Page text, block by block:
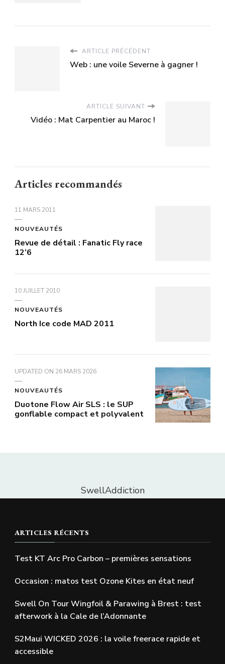
ARTICLE PRÉCÉDENT
Web : une voile Severne à gagner !
ARTICLE SUIVANT
Vidéo : Mat Carpentier au Maroc !
Articles recommandés
11 MARS 2011
NOUVEAUTÉS
Revue de détail : Fanatic Fly race
12’6
10 JUILLET 2010
NOUVEAUTÉS
North Ice code MAD 2011
UPDATED ON 26 MARS 2026
NOUVEAUTÉS
Duotone Flow Air SLS : le SUP
gonflable compact et polyvalent
SwellAddiction
ARTICLES RÉCENTS
Test KT Arc Pro Carbon – premières sensations
Occasion : matos test Ozone Kites en état neuf
Swell On Tour Wingfoil & Parawing à Brest : test
afterwork à la Cale de l’Adonnante
S2Maui WICKED 2026 : la voile freerace rapide et
accessible